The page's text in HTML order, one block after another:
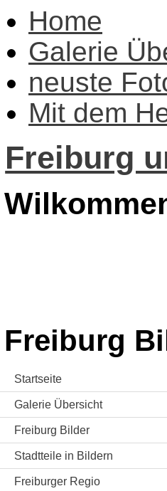
Home
Galerie
neuste
Mit dem
Freiburg
Freiburg
Startseite
Galerie Übersicht
Freiburg Bilder
Stadtteile in Bildern
Freiburger Regio